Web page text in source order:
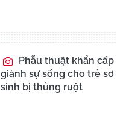
Phẫu thuật khẩn cấp
giành sự sống cho trẻ sơ
sinh bị thủng ruột